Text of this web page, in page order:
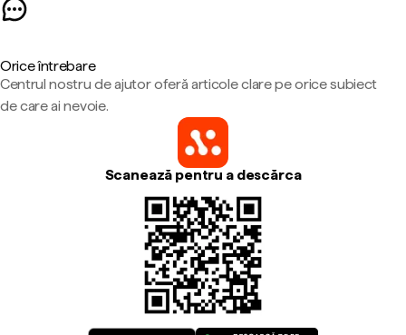
Orice întrebare
Centrul nostru de ajutor oferă articole clare pe orice subiect
de care ai nevoie.
Scanează pentru a descărca